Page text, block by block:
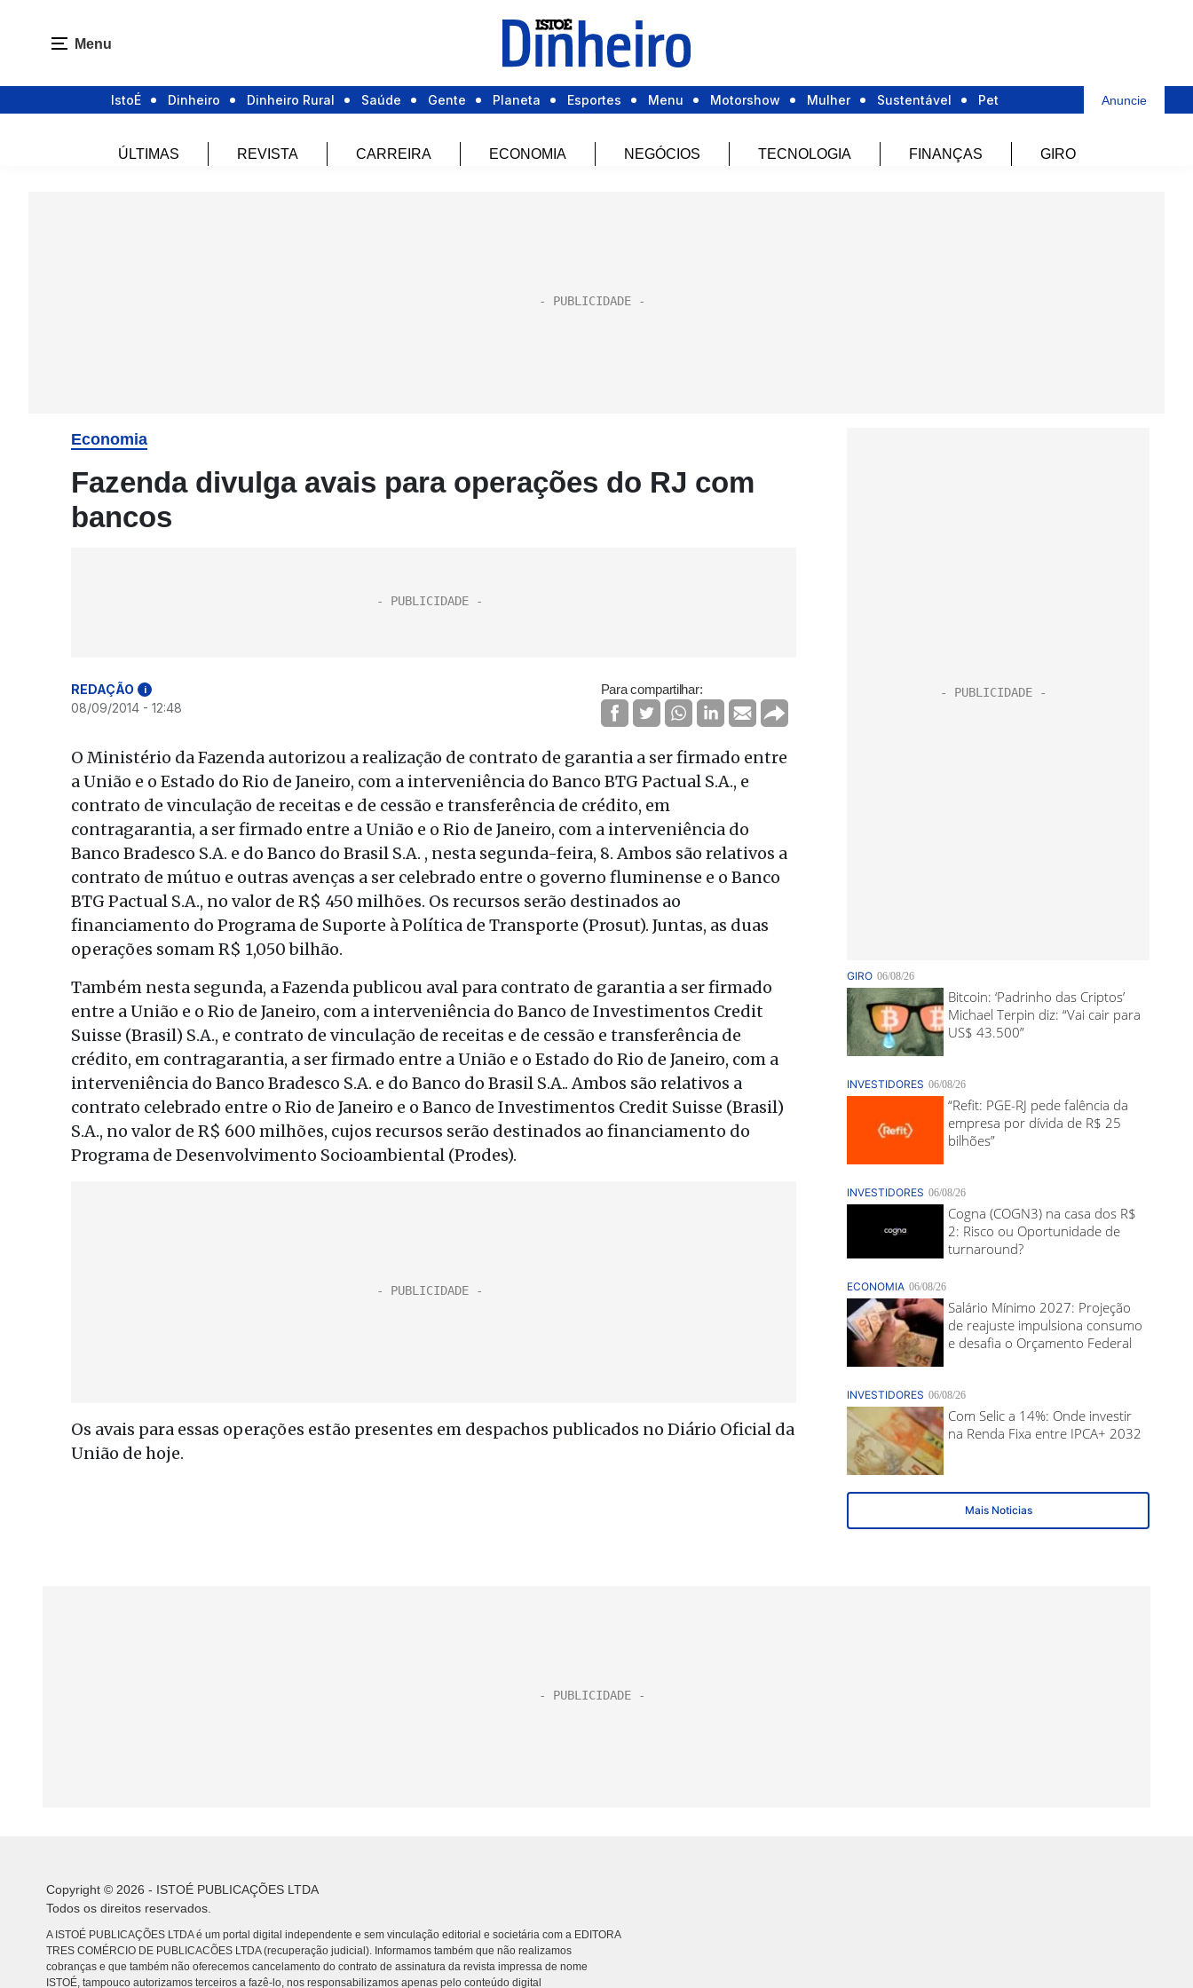
Menu
IstoÉ Dinheiro Dinheiro Rural Saúde Gente Planeta Esportes Menu Motorshow Mulher Sustentável Pet Anuncie
ÚLTIMAS REVISTA CARREIRA ECONOMIA NEGÓCIOS TECNOLOGIA FINANÇAS GIRO
Economia
Fazenda divulga avais para operações do RJ com
bancos
REDAÇÃO i
08/09/2014 - 12:48
Para compartilhar:
O Ministério da Fazenda autorizou a realização de contrato de garantia a ser firmado entre
a União e o Estado do Rio de Janeiro, com a interveniência do Banco BTG Pactual S.A., e
contrato de vinculação de receitas e de cessão e transferência de crédito, em
contragarantia, a ser firmado entre a União e o Rio de Janeiro, com a interveniência do
Banco Bradesco S.A. e do Banco do Brasil S.A. , nesta segunda-feira, 8. Ambos são relativos a
contrato de mútuo e outras avenças a ser celebrado entre o governo fluminense e o Banco
BTG Pactual S.A., no valor de R$ 450 milhões. Os recursos serão destinados ao
financiamento do Programa de Suporte à Política de Transporte (Prosut). Juntas, as duas
operações somam R$ 1,050 bilhão.
Também nesta segunda, a Fazenda publicou aval para contrato de garantia a ser firmado
entre a União e o Rio de Janeiro, com a interveniência do Banco de Investimentos Credit
Suisse (Brasil) S.A., e contrato de vinculação de receitas e de cessão e transferência de
crédito, em contragarantia, a ser firmado entre a União e o Estado do Rio de Janeiro, com a
interveniência do Banco Bradesco S.A. e do Banco do Brasil S.A.. Ambos são relativos a
contrato celebrado entre o Rio de Janeiro e o Banco de Investimentos Credit Suisse (Brasil)
S.A., no valor de R$ 600 milhões, cujos recursos serão destinados ao financiamento do
Programa de Desenvolvimento Socioambiental (Prodes).
Os avais para essas operações estão presentes em despachos publicados no Diário Oficial da
União de hoje.
Copyright © 2026 - ISTOÉ PUBLICAÇÕES LTDA
Todos os direitos reservados.
A ISTOÉ PUBLICAÇÕES LTDA é um portal digital independente e sem vinculação editorial e societária com a EDITORA
TRES COMÉRCIO DE PUBLICACÕES LTDA (recuperação judicial). Informamos também que não realizamos
cobranças e que também não oferecemos cancelamento do contrato de assinatura da revista impressa de nome
ISTOÉ, tampouco autorizamos terceiros a fazê-lo, nos responsabilizamos apenas pelo conteúdo digital